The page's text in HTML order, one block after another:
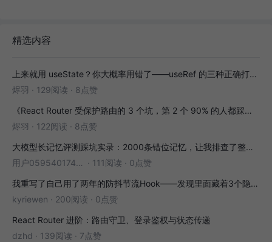
精选内容
上来就用 useState？你大概率用错了——useRef 的三种正确打开方式
烬羽 · 129阅读 · 8点赞
《React Router 受保护路由的 3 个坑，第 2 个 90% 的人都踩过》
烬羽 · 122阅读 · 8点赞
大模型长记忆评测踩坑实录：2000条错位记忆，让我排查了整整3小时
用户05954017446 · 111阅读 · 0点赞
我重写了自己用了两年的防抖节流Hook——发现里面藏着3个隐藏bug
kyriewen · 200阅读 · 0点赞
React Router 进阶：路由守卫、登录鉴权与状态传递
dzhd · 139阅读 · 7点赞